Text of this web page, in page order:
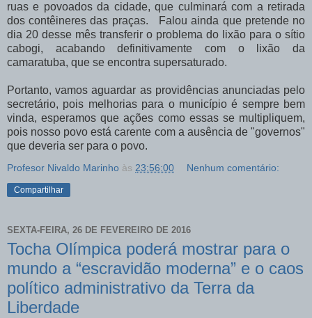
ruas e povoados da cidade, que culminará com a retirada
doscontêineres das praças.
Falou ainda que pretende no
dia 20 desse mês transferir o problema do lixão para o sítio
cabogi, acabando definitivamente com o lixão da
camaratuba, que se encontra supersaturado.
Portanto, vamos aguardar as providências anunciadas pelo
secretário, pois melhorias para o município é sempre bem
vinda, esperamos que ações como essas se multipliquem,
pois nosso povo está carente com a ausência de "governos"
que deveria ser para o povo.
Profesor Nivaldo Marinho às 23:56:00 Nenhum comentário:
Compartilhar
SEXTA-FEIRA, 26 DE FEVEREIRO DE 2016
Tocha Olímpica poderá mostrar para o
mundo a “escravidão moderna” e o caos
político administrativo da Terra da
Liberdade